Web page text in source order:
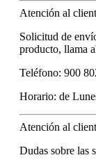
Atención al
Solicitud de
producto, llama
Teléfono: 900
Horario: de
Atención al
Dudas sobre las